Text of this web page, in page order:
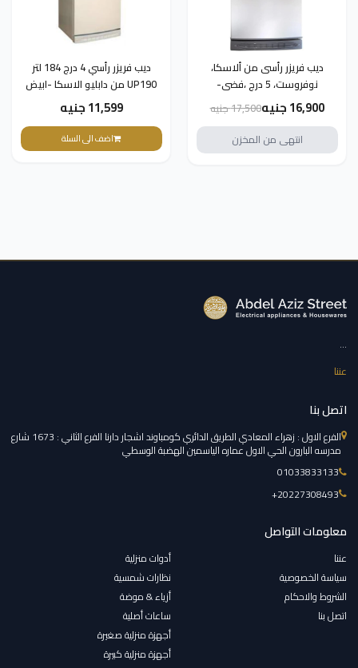
ديب فريزر رأسى من ألاسكا،
نوفروست، 5 درج ،فضى-
UP180NF 16,900 جنيه
17,500 جنيه
انتهى من المخزن
ديب فريزر رأسي 4 درج 184 لتر
UP190 من دابليو الاسكا -ابيض
11,599 جنيه
اضف الى السلة
...
عننا
اتصل بنا
الفرع الاول : زهراء المعادي الطريق الدائري كومباوند اشجار دارنا الفرع الثاني : 1673 شارع
مدرسه البارون الحي الاول عماره الياسمين الهضبة الوسطي
01033833133
‎+20227308493
معلومات التواصل
عننا
سياسة الخصوصية
الشروط والاحكام
اتصل بنا
أدوات منزلية
نظارات شمسية
أزياء & موضة
ساعات أصلية
أجهزة منزلية صغيرة
أجهزة منزلية كبيرة